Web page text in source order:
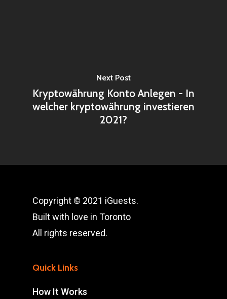
Next Post
Kryptowährung Konto Anlegen - In
welcher kryptowährung investieren
2021?
Copyright © 2021 iGuests.
Built with love in Toronto
All rights reserved.
Quick Links
How It Works